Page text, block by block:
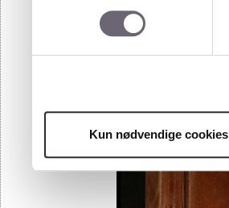
Kun nødvendige cookies